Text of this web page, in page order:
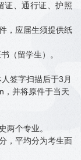
证、通行证、护照
，应届生须提供纸
（留学生）。
签字扫描后于3月
，并将原件于当天
两个专业。
，平均分为考生面